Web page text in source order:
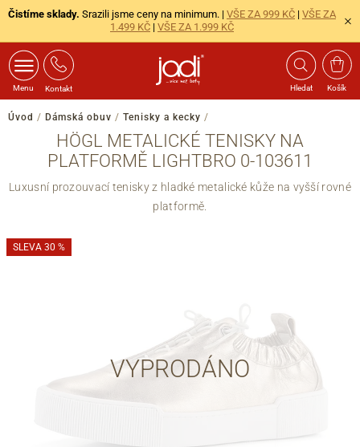
Čistíme sklady. Srazili jsme ceny na minimum. | VŠE ZA 999 KČ | VŠE ZA
1.499 KČ | VŠE ZA 1.999 KČ
Menu Kontakt Hledat Košík
Úvod / Dámská obuv / Tenisky a kecky /
HÖGL METALICKÉ TENISKY NA
PLATFORMĚ LIGHTBRO 0-103611
Luxusní prozouvací tenisky z hladké metalické kůže na vyšší rovné
platformě.
VYPRODÁNO
SLEVA 30 %